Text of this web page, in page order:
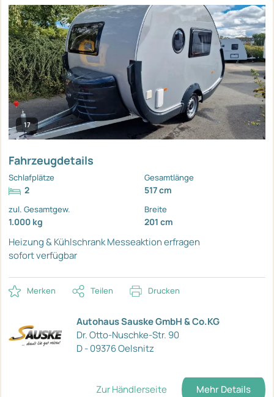
17
Fahrzeugdetails
Schlafplätze
2
Gesamtlänge
517 cm
zul. Gesamtgew.
1.000 kg
Breite
201 cm
Heizung & KühlschrankMesseaktion erfragen
sofort verfügbar
Merken Teilen Drucken
Autohaus Sauske GmbH & Co.KG
Dr. Otto-Nuschke-Str. 90
D - 09376 Oelsnitz
Zur Händlerseite Mehr Details